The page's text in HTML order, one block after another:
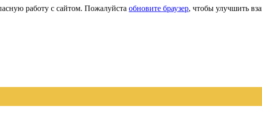
работу с сайтом. Пожалуйста обновите браузер, чтобы улучшить